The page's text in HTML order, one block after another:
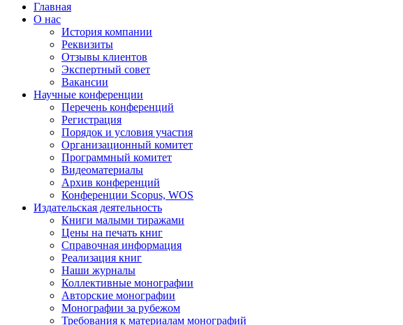
Главная
О нас
История компании
Реквизиты
Отзывы клиентов
Экспертный совет
Вакансии
Научные конференции
Перечень конференций
Регистрация
Порядок и условия участия
Организационный комитет
Программный комитет
Видеоматериалы
Архив конференций
Конференции Scopus, WOS
Издательская деятельность
Книги малыми тиражами
Цены на печать книг
Справочная информация
Реализация книг
Наши журналы
Коллективные монографии
Авторские монографии
Монографии за рубежом
Требования к материалам монографий